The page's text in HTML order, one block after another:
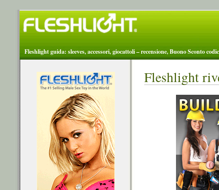
Fleshlight guida: sleeves, accessori, giocattoli – recensione, Buono Sconto
Fleshlight